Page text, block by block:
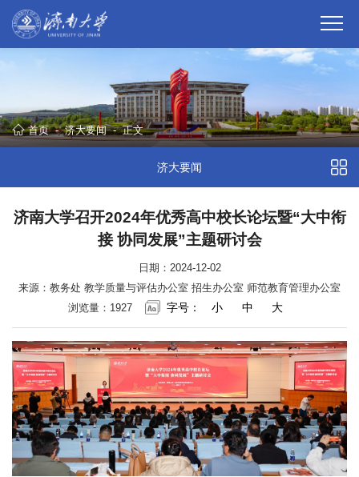
首页 - 济大要闻 - 正文
济大要闻
济南大学召开2024年优秀高中校长论坛暨“大中衔
接 协同发展”主题研讨会
日期：2024-12-02
来源：教务处 教学质量与评估办公室 招生办公室 师范教育管理办公室
浏览量： 1927 字号： 小 中 大